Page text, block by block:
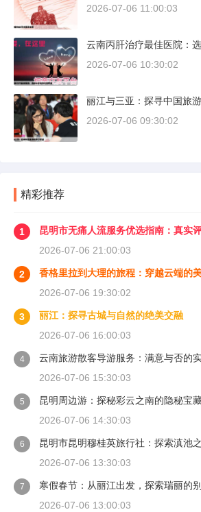
2026-07-06 11:00:03
云南丙肝治疗最佳医院：
2026-07-06 10:30:02
丽江与三亚：探寻中国旅
2026-07-06 09:30:02
精彩推荐
1
昆明市无痛人流服务优选指南：真实
2026-07-06 21:00:03
2
香格里拉到大理的旅程：穿越云端的
2026-07-06 19:30:02
3
丽江：探寻古城与自然的绝美交融
2026-07-06 16:00:03
4
云南旅游散客导游服务：满意与否的
2026-07-06 15:30:03
5
昆明周边游：探秘彩云之南的隐秘宝
2026-07-06 14:30:03
6
昆明市昆明穆桂英旅行社：探索滇池
2026-07-06 13:30:03
7
寒假春节：从丽江出发，探索瑞丽的
2026-07-06 13:00:03